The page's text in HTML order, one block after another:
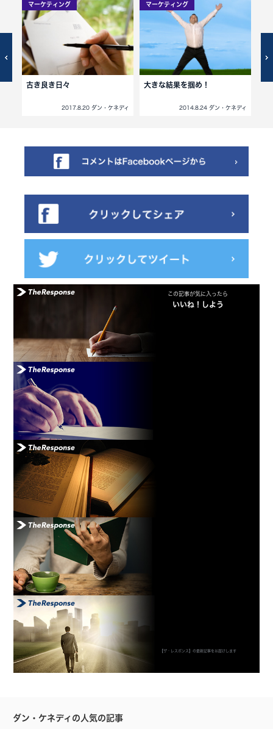
マーケティング
古き良き日々
2017.8.20 ダン・ケネディ
マーケティング
大きな結果を掴め！
2014.8.24 ダン・ケネディ
この記事が気に入ったら
いいね！しよう
【ザ・レスポンス】の最新記事をお届けします
ダン・ケネディの人気の記事